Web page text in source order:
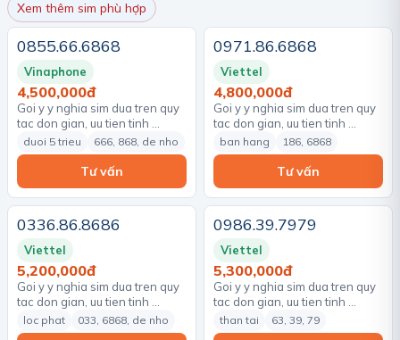
Xem thêm sim phù hợp
0855.66.6868
Vinaphone
4,500,000đ
Goi y y nghia sim dua tren quy
tac don gian, uu tien tinh …
duoi 5 trieu 666, 868, de nho
Tư vấn
0971.86.6868
Viettel
4,800,000đ
Goi y y nghia sim dua tren quy
tac don gian, uu tien tinh …
ban hang 186, 6868
Tư vấn
0336.86.8686
Viettel
5,200,000đ
Goi y y nghia sim dua tren quy
tac don gian, uu tien tinh …
loc phat 033, 6868, de nho
0986.39.7979
Viettel
5,300,000đ
Goi y y nghia sim dua tren quy
tac don gian, uu tien tinh …
than tai 63, 39, 79